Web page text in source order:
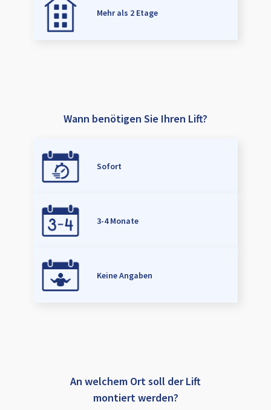
Mehr als 2 Etage
Wann benötigen Sie Ihren Lift?
Sofort
3-4 Monate
Keine Angaben
An welchem Ort soll der Lift
montiert werden?